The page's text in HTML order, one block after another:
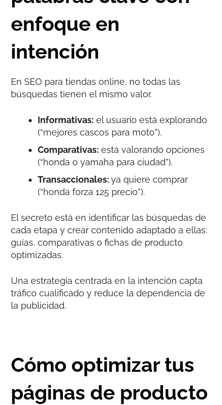
enfoque en
intención
En SEO para tiendas online, no todas las
búsquedas tienen el mismo valor.
Informativas: el usuario está explorando
(“mejores cascos para moto”).
Comparativas: está valorando opciones
(“honda o yamaha para ciudad”).
Transaccionales:ya quiere comprar
(“honda forza 125 precio”).
El secreto está en identificar las búsquedas de
cada etapa y crear contenido adaptado a ellas:
guías, comparativas o fichas de producto
optimizadas.
Una estrategia centrada en la intención capta
tráfico cualificado y reduce la dependencia de
la publicidad.
Cómo optimizar tus
páginas de producto